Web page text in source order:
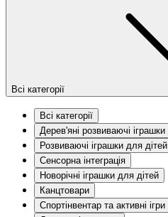
Всі категорії
Всі категорії
Дерев'яні розвиваючі іграшки
Розвиваючі іграшки для дітей
Сенсорна інтеграція
Новорічні іграшки для дітей
Канцтовари
Спортінвентар та активні ігри